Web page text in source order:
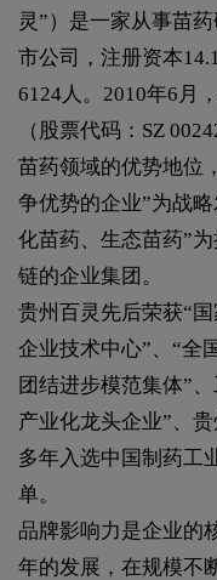
灵”）是一家从事苗
市公司，注册资本
6124人。2010年6月
（股票代码：SZ
苗药领域的优势地位
争优势的企业”为战
化苗药、生态苗药”
链的企业集团。
贵州百灵先后荣获“
企业技术中心”、“全
团结进步模范集体”
产业化龙头企业”、
多年入选中国制药工
单。
品牌影响力是企业的
年的发展，在规模不